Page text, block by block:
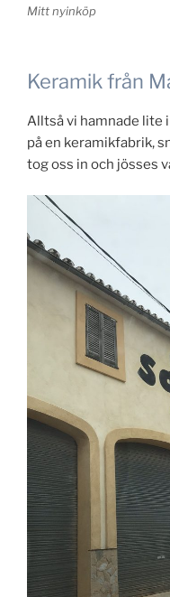
Mitt nyinköp
Keramik från
Alltså vi hamnade lite
på en keramikfabrik,
tog oss in och jösses